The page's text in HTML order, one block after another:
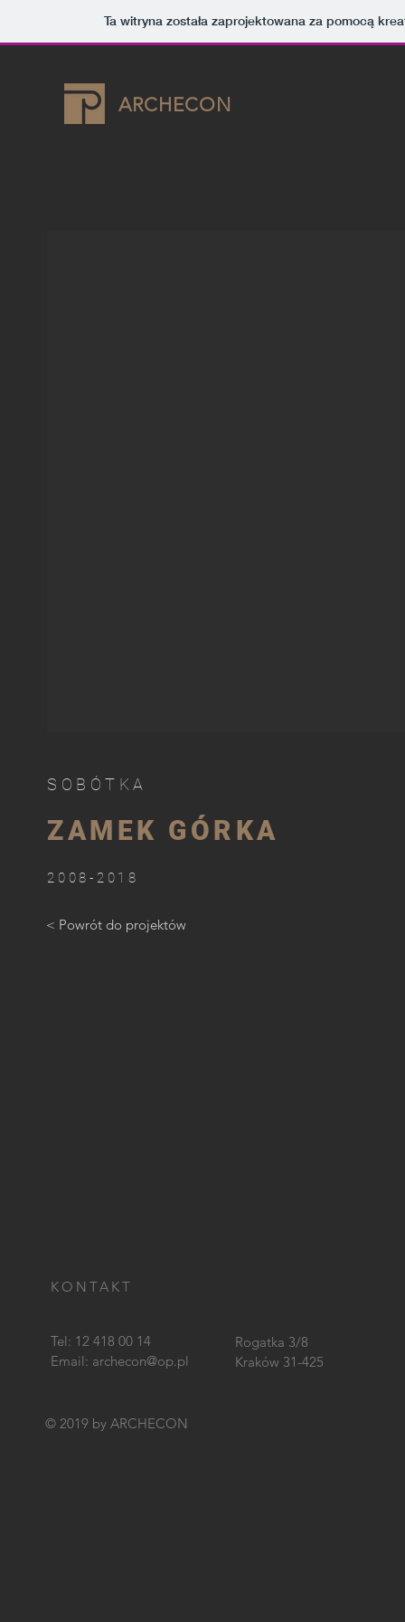
Ta witryna została zaprojektowana za pomocą
ARCHECON
SOBÓTKA
ZAMEK GÓRKA
2008-2018
< Powrót do projektów
© 2019 by ARCHECON
KONTAKT
Tel: 12 418 00 14
Email: archecon@op.pl
Rogatka 3/8
Kraków 31-425